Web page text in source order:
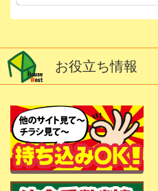
お役立ち情報